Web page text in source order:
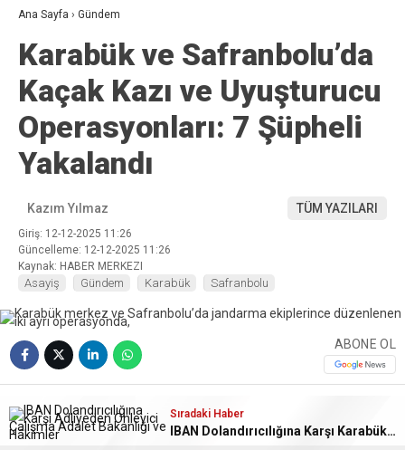
Sıradaki Haber
Karabük Cumhuriyet Başsavcılığı 2025 Yılı Verilerini Açıkladı: Temizlenme Oranı %102,43
Sıradaki Haber
IBAN Dolandırıcılığına Karşı Karabük Adliyesinden Önleyici Çalışma
Ana Sayfa › Gündem
Karabük ve Safranbolu’da
Kaçak Kazı ve Uyuşturucu
Operasyonları: 7 Şüpheli
Yakalandı
Kazım Yılmaz TÜM YAZILARI
Giriş: 12-12-2025 11:26
Güncelleme: 12-12-2025 11:26
Kaynak: HABER MERKEZI
Asayiş Gündem Karabük Safranbolu
ABONE OL
Karabük merkez ve Safranbolu’da jandarma ekiplerince